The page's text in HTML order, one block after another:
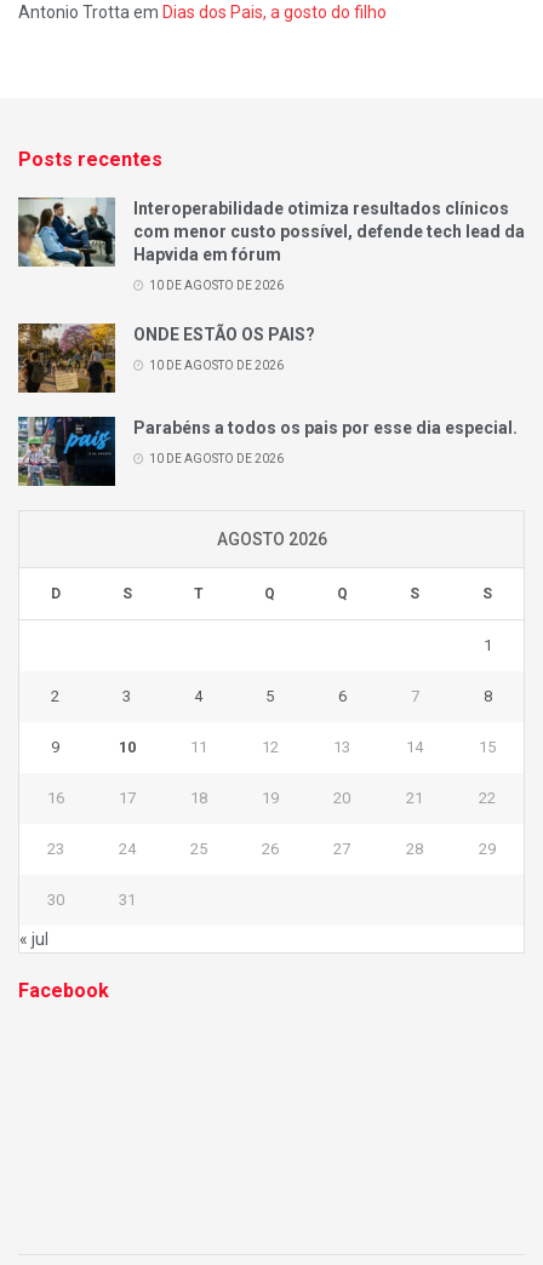
Antonio Trotta em Dias dos Pais, a gosto do filho
Posts recentes
Interoperabilidade otimiza resultados clínicos
com menor custo possível, defende tech lead da
Hapvida em fórum
10 DE AGOSTO DE 2026
ONDE ESTÃO OS PAIS?
10 DE AGOSTO DE 2026
Parabéns a todos os pais por esse dia especial.
10 DE AGOSTO DE 2026
AGOSTO 2026
D S T Q Q S S
1
2 3 4 5 6 7 8
9 10 11 12 13 14 15
16 17 18 19 20 21 22
23 24 25 26 27 28 29
30 31
« jul
Facebook